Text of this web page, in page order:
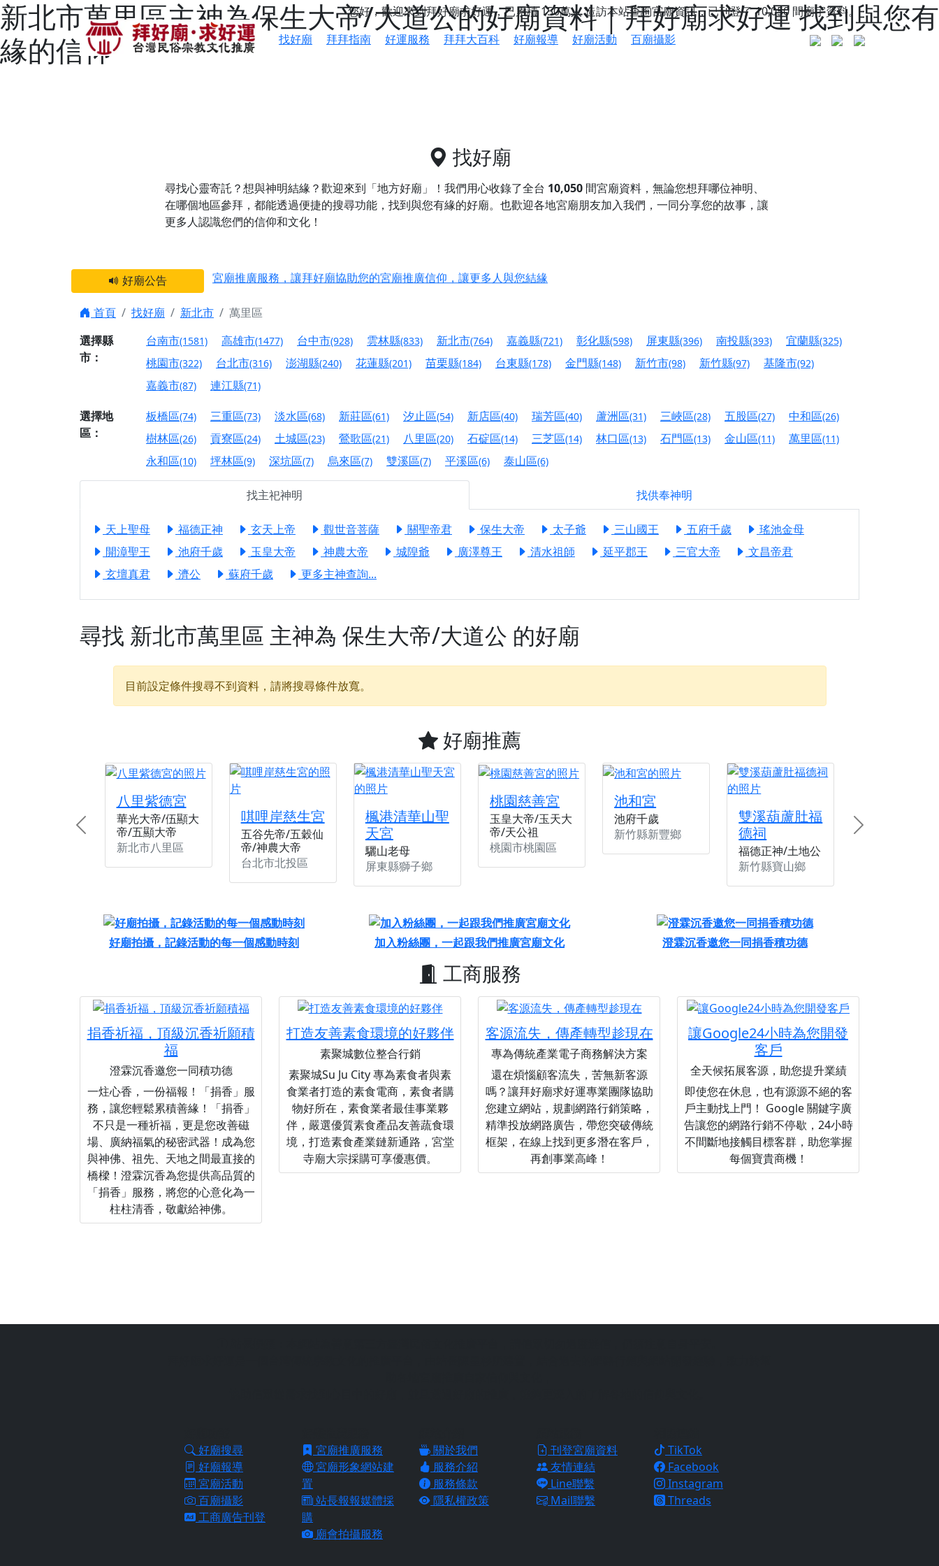
新北市萬里區主神為保生大帝/大道公的好廟資料｜拜好廟求好運 找到與您有
緣的信仰
您好，歡迎來到拜好廟求好運，已累積150萬人造訪本站查詢宮廟資訊，已刊登了10,050 間廟宇資料。
找好廟
拜拜指南 好運服務 拜拜大百科 好廟報導 好廟活動 百廟攝影
找好廟
尋找心靈寄託？想與神明結緣？歡迎來到「地方好廟」！我們用心收錄了全台 10,050 間宮廟資料，無論您想拜哪位神明、
在哪個地區參拜，都能透過便捷的搜尋功能，找到與您有緣的好廟。 也歡迎各地宮廟朋友加入我們，一同分享您的故事，讓
更多人認識您們的信仰和文化！
好廟公告
宮廟推廣服務，讓拜好廟協助您的宮廟推廣信仰，讓更多人與您結緣
之旅」！
【台北北投 唭哩岸慈生宮】慶讚中元普渡法會，誠摯邀請您一同參與，為自己與家人累積福德、祈求平安好運
【屏東縣獅子鄉 楓港清華山聖天宮】驪山母娘聖誕暨中元普渡大法會，誠邀十方善信大德，一同回到母娘慈悲座前，祈福納祥、慎
終追遠、廣植福田
【桃園市 桃園蓮華寺】盂蘭盆中元報恩法會，這場法會不只是超薦與普渡，更是一份對祖先的感恩、對親人的思念，也是為家人祈
願平安順遂的慈悲心意。
【桃園龜山 慈恩宮】丙午年梁皇寶懺法會，一念虔誠禮寶懺，一分懺悔植福田，誠邀十方善信大德共同參與。
【新北貢寮 南極玉明殿】中元普渡大法會，誠摯歡迎十方善信大德隨喜贊普，為祖先親眷祈求安息，也為自身與家人累積福德、種
【桃園慈善宮(天公廟)】中元普渡交給專業的來，省時省力又積福！「玉皇大帝 大天尊」 親自坐鎮主法！幫你累積的功德福報自然
【台北北投 福慶宮】慶讚中元普渡法會，誠摯邀請十方善信大德，一同回到北投土地公埔，祈願闔家平安、地方祥和、福運綿長。
【桃園龜山 慈恩宮】瑤池金母聖誕祝壽盛典，邀請十方善信大德蒞臨參香祝壽，同沐母娘慈光，共祈平安吉祥
【桃園龜山 慈恩宮】丙午年慶讚中元普渡法會，正是讓我們用善念與功德，迴向冥陽兩利、闔家平安的殊勝因緣。
【新北八里 紫德宮】丙午年中元普渡讚普超薦法會，普施眾生・慎終追遠・廣植福田
【台北北投金虎爺會】父親節陪爸爸一起闖關趣，邀請大小朋友一起留下珍貴的家庭回憶
【新北八里 紫德宮】父親節奉茶感恩活動，一杯茶，一份心意；一句感謝，一生難忘。
【桃園新屋 深圳玄天宮】農曆七月擴大犒軍科儀，吉祥月不只有普渡祈福，也有一份感謝守護的虔誠心意
【桃園新屋 深圳玄天宮】七娘媽聖誕祝壽慶典，誠摯邀請十方善信大德攜家帶眷前來參香，共同向七娘媽祝壽祈福
歡迎友廟長官、小編加入我們LINE官方帳號，讓我們協助您的廟宇推廣。
歡迎信眾分享您前往廟宇的參拜體驗，推廣您的信仰
首頁 找好廟 新北市
萬里區
選擇縣
市：
台南市(1581) 高雄市(1477) 台中市(928) 雲林縣(833) 新北市(764) 嘉義縣(721) 彰化縣(598) 屏東縣(396) 南投縣(393) 宜蘭縣(325)
桃園市(322) 台北市(316) 澎湖縣(240) 花蓮縣(201) 苗栗縣(184) 台東縣(178) 金門縣(148) 新竹市(98) 新竹縣(97) 基隆市(92)
嘉義市(87) 連江縣(71)
選擇地
區：
板橋區(74) 三重區(73) 淡水區(68) 新莊區(61) 汐止區(54) 新店區(40) 瑞芳區(40) 蘆洲區(31) 三峽區(28) 五股區(27) 中和區(26)
樹林區(26) 貢寮區(24) 土城區(23) 鶯歌區(21) 八里區(20) 石碇區(14) 三芝區(14) 林口區(13) 石門區(13) 金山區(11) 萬里區(11)
永和區(10) 坪林區(9) 深坑區(7) 烏來區(7) 雙溪區(7) 平溪區(6) 泰山區(6)
找主祀神明 找供奉神明
天上聖母 福德正神 玄天上帝 觀世音菩薩 關聖帝君 保生大帝 太子爺 三山國王 五府千歲
瑤池金母
開漳聖王
池府千歲 玉皇大帝 神農大帝 城隍爺 廣澤尊王 清水祖師 延平郡王 三官大帝
文昌帝君
玄壇真君
濟公 蘇府千歲 更多主神查詢...
尋找 新北市萬里區 主神為 保生大帝/大道公 的好廟
目前設定條件搜尋不到資料，請將搜尋條件放寬。
好廟推薦
八里紫德宮
華光大帝/伍顯大
帝/五顯大帝
新北市八里區
唭哩岸慈生宮
五谷先帝/五穀仙
帝/神農大帝
台北市北投區
楓港清華山聖
天宮
驪山老母
屏東縣獅子鄉
桃園慈善宮
玉皇大帝/玉天大
帝/天公祖
桃園市桃園區
池和宮
池府千歲
新竹縣新豐鄉
雙溪葫蘆肚福
德祠
福德正神/土地公
新竹縣寶山鄉
Previous Next
好廟拍攝，記錄活動的每一個感動時刻 加入粉絲團，一起跟我們推廣宮廟文化 澄霖沉香邀您一同捐香積功德
工商服務
捐香祈福，頂級沉香祈願積
福
澄霖沉香邀您一同積功德
一炷心香，一份福報！「捐香」服
務，讓您輕鬆累積善緣！「捐香」
不只是一種祈福，更是您改善磁
場、廣納福氣的秘密武器！成為您
與神佛、祖先、天地之間最直接的
橋樑！澄霖沉香為您提供高品質的
「捐香」服務，將您的心意化為一
柱柱清香，敬獻給神佛。
打造友善素食環境的好夥伴
素聚城數位整合行銷
素聚城Su Ju City 專為素食者與素
食業者打造的素食電商，素食者購
物好所在，素食業者最佳事業夥
伴，嚴選優質素食產品友善蔬食環
境，打造素食產業鏈新通路，宮堂
寺廟大宗採購可享優惠價。
客源流失，傳產轉型趁現在
專為傳統產業電子商務解決方案
還在煩惱顧客流失，苦無新客源
嗎？讓拜好廟求好運專業團隊協助
您建立網站，規劃網路行銷策略，
精準投放網路廣告，帶您突破傳統
框架，在線上找到更多潛在客戶，
再創事業高峰！
讓Google24小時為您開發
客戶
全天候拓展客源，助您提升業績
即使您在休息，也有源源不絕的客
戶主動找上門！ Google 關鍵字廣
告讓您的網路行銷不停歇，24小時
不間斷地接觸目標客群，助您掌握
每個寶貴商機！
好廟搜尋
好廟報導
宮廟活動
百廟攝影
工商廣告刊登
宮廟推廣服務
宮廟形象網站建
置
站長報報媒體採
購
廟會拍攝服務
關於我們
服務介紹
服務條款
隱私權政策
刊登宮廟資料
友情連結
Line聯繫
Mail聯繫
TikTok
Facebook
Instagram
Threads